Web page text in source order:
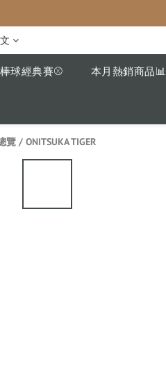
球經典賽⚾️ 本月熱銷商品📊
覽 / ONITSUKA TIGER